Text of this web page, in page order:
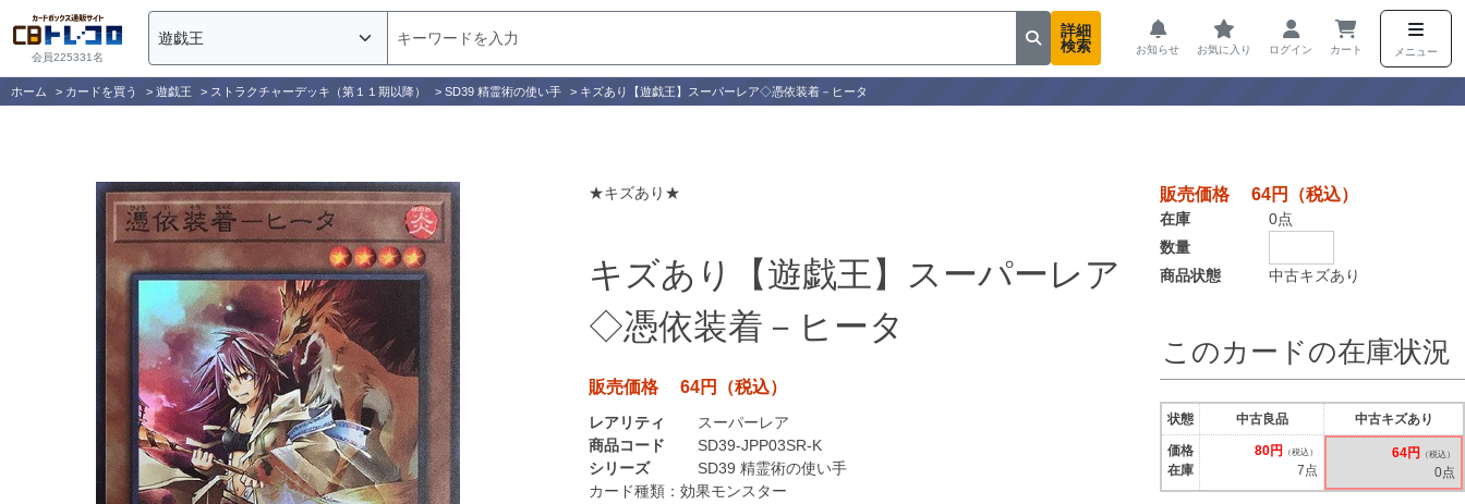
会員225331名
詳細
検索
お知らせ お気に入り ログイン カート メニュー
ホーム > カードを買う > 遊戯王 > ストラクチャーデッキ（第１１期以降） > SD39 精霊術の使い手 > キズあり【遊戯王】スーパーレア◇憑依装着－ヒータ
★キズあり★
キズあり【遊戯王】スーパーレア
◇憑依装着－ヒータ
販売価格 64円（税込）
レアリティ
スーパーレア
商品コード
SD39-JPP03SR-K
シリーズ
SD39 精霊術の使い手
カード種類： 効果モンスター
販売価格 64円（税込）
商品状態 中古キズあり
在庫
0点
数量
このカードの在庫状況
状態
価格
在庫
中古良品
80円 （税込）
7点
中古キズあり
64円 （税込）
0点